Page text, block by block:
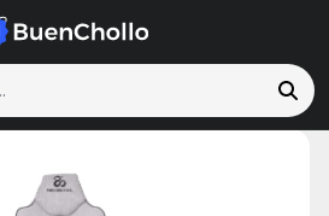
Silla Gaming Profesional Fafnir, Tela...